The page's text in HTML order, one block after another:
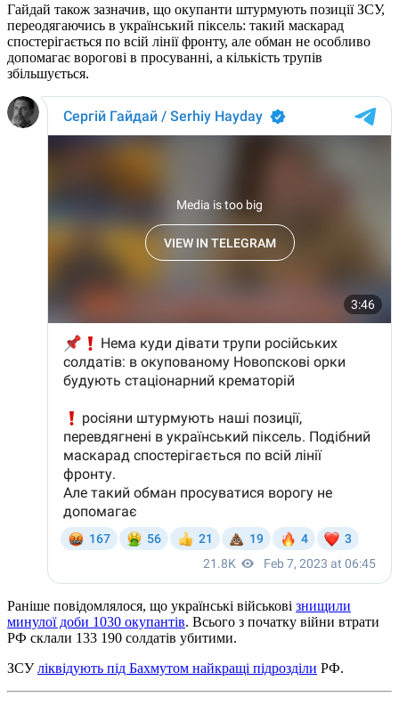
Гайдай також зазначив, що окупанти штурмують позиції ЗСУ,
переодягаючись в український піксель: такий маскарад
спостерігається по всій лінії фронту, але обман не особливо
допомагає ворогові в просуванні, а кількість трупів
збільшується.
Раніше повідомлялося, що українські військові знищили
минулої доби 1030 окупантів. Всього з початку війни втрати
РФ склали 133 190 солдатів убитими.
ЗСУліквідують під Бахмутом найкращі підрозділи РФ.